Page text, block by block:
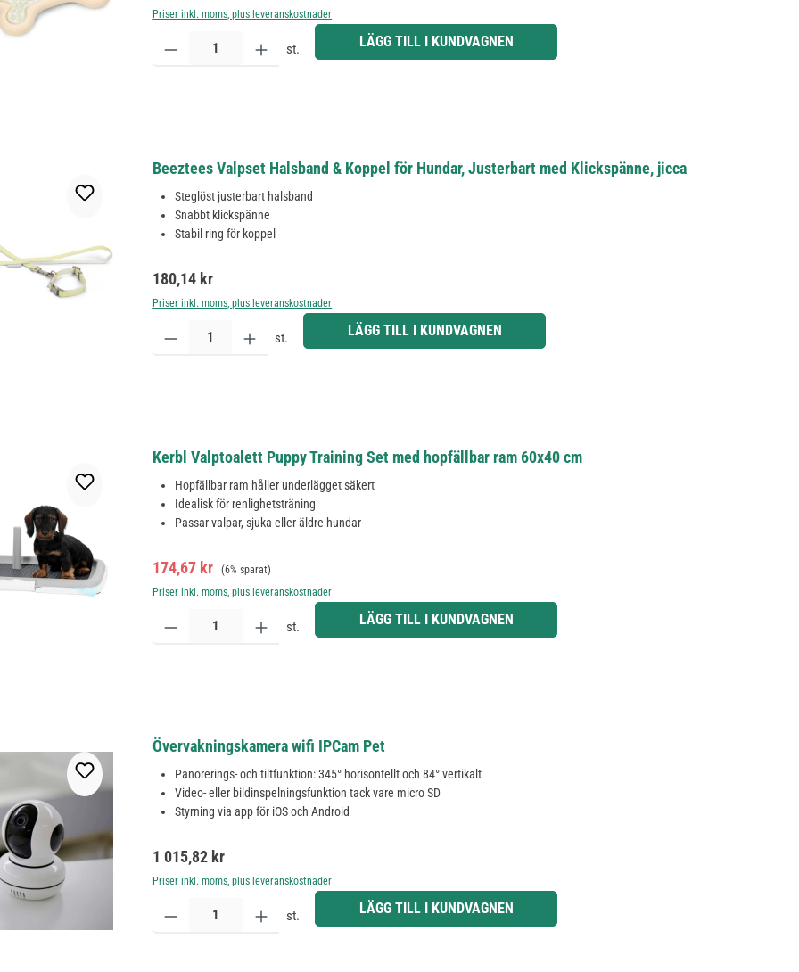
Priser inkl. moms, plus leveranskostnader
Produktkvantitet: Ange önskat belopp eller använd knapparna för att öka eller minska kvantiteten.
st. LÄGG TILL I KUNDVAGNEN
Beeztees Valpset Halsband & Koppel för Hundar, Justerbart med Klickspänne, jicca
Steglöst justerbart halsband
Snabbt klickspänne
Stabil ring för koppel
Ordinarie pris:
180,14 kr
Priser inkl. moms, plus leveranskostnader
Produktkvantitet: Ange önskat belopp eller använd knapparna för att öka eller minska kvantiteten.
st. LÄGG TILL I KUNDVAGNEN
Kerbl Valptoalett Puppy Training Set med hopfällbar ram 60x40 cm
Hopfällbar ram håller underlägget säkert
Idealisk för renlighetsträning
Passar valpar, sjuka eller äldre hundar
Försäljningspris:
174,67 kr Ordinarie pris:
(6% sparat)
Priser inkl. moms, plus leveranskostnader
Produktkvantitet: Ange önskat belopp eller använd knapparna för att öka eller minska kvantiteten.
st. LÄGG TILL I KUNDVAGNEN
Övervakningskamera wifi IPCam Pet
Panorerings- och tiltfunktion: 345° horisontellt och 84° vertikalt
Video- eller bildinspelningsfunktion tack vare micro SD
Styrning via app för iOS och Android
Ordinarie pris:
1 015,82 kr
Priser inkl. moms, plus leveranskostnader
Produktkvantitet: Ange önskat belopp eller använd knapparna för att öka eller minska kvantiteten.
st. LÄGG TILL I KUNDVAGNEN